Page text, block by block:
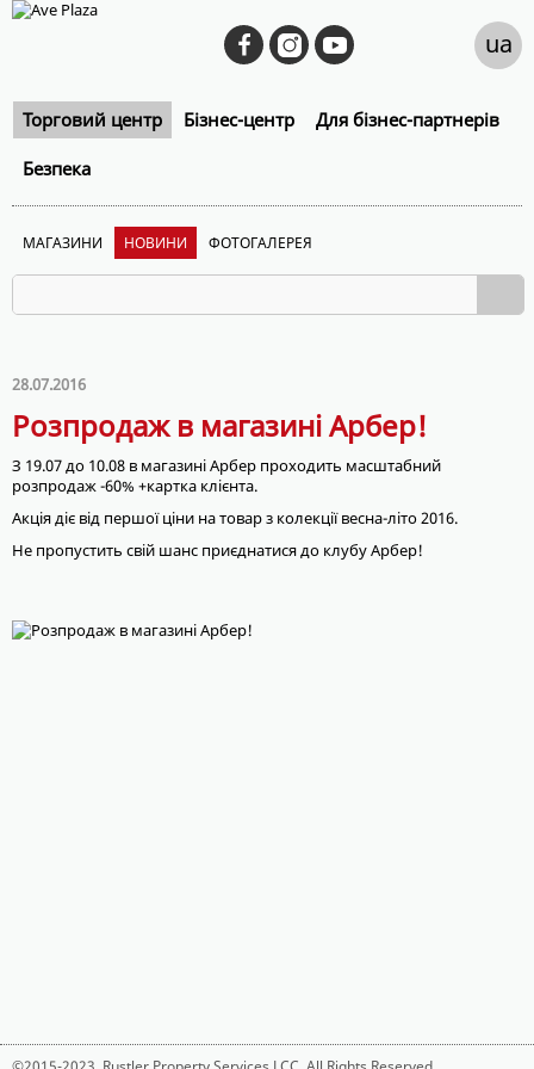
Торговий центр Бізнес-центр Для бізнес-партнерів
Безпека
ua
МАГАЗИНИ НОВИНИ ФОТОГАЛЕРЕЯ
28.07.2016
Розпродаж в магазині Арбер!
З 19.07 до 10.08 в магазині Арбер проходить масштабний
розпродаж -60% +картка клієнта.
Акція діє від першої ціни на товар з колекції весна-літо 2016.
Не пропустить свій шанс приєднатися до клубу Арбер!